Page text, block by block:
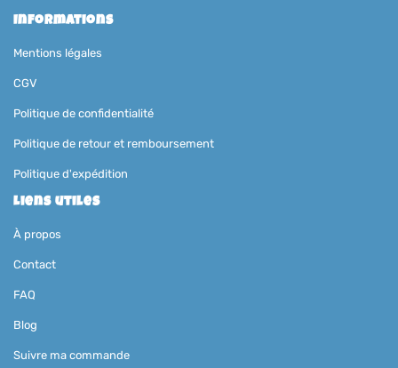
Informations
Mentions légales
CGV
Politique de confidentialité
Politique de retour et remboursement
Politique d'expédition
Liens utiles
À propos
Contact
FAQ
Blog
Suivre ma commande